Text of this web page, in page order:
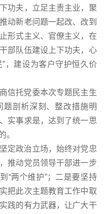
功夫，立足主责主业，聚
动新老问题一起改、改到
形式主义、官僚主义，在
部队伍建设上下功夫，心
”，建设为客户守护恒久价
信托党委本次专题民主生
题剖析深刻、整改措施明
实事求是，达到了统一思
。
定政治立场，始终对党忠
推动党员领导干部进一步
“两个维护”；二是要坚持
把此次主题教育工作中取
践的有力武器，让广大干